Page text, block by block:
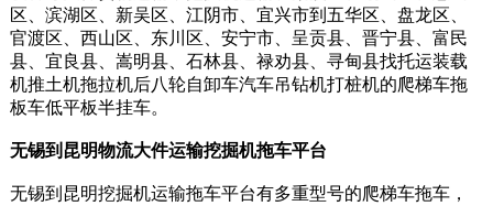
区、滨湖区、新吴区、江阴市、宜兴市到五华区、盘龙区、
官渡区、西山区、东川区、安宁市、呈贡县、晋宁县、富民
县、宜良县、嵩明县、石林县、禄劝县、寻甸县找托运装载
机推土机拖拉机后八轮自卸车汽车吊钻机打桩机的爬梯车拖
板车低平板半挂车。
无锡到昆明物流大件运输挖掘机拖车平台
无锡到昆明挖掘机运输拖车平台有多重型号的爬梯车拖车，